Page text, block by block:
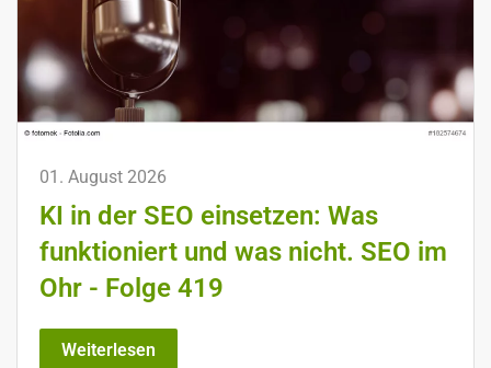
01. August 2026
KI in der SEO einsetzen: Was
funktioniert und was nicht. SEO im
Ohr - Folge 419
Weiterlesen